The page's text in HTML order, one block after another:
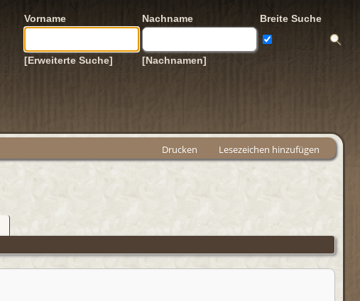
Vorname Nachname Breite Suche
[Erweiterte Suche] [Nachnamen]
Drucken Lesezeichen hinzufügen